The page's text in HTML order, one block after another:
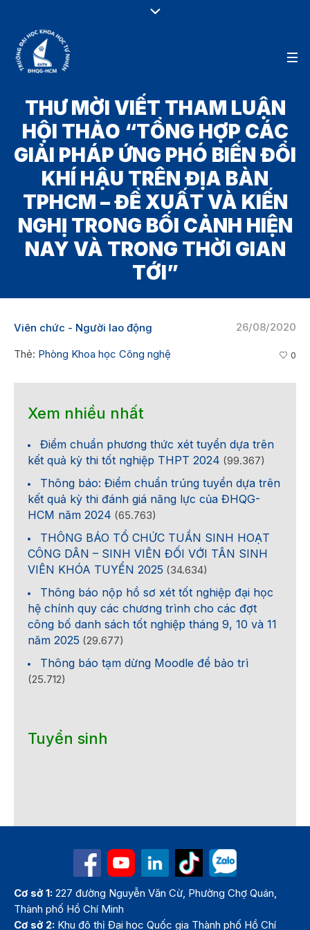
THƯ MỜI VIẾT THAM LUẬN
HỘI THẢO “TỔNG HỢP CÁC
GIẢI PHÁP ỨNG PHÓ BIẾN ĐỔI
KHÍ HẬU TRÊN ĐỊA BÀN
TPHCM – ĐỀ XUẤT VÀ KIẾN
NGHỊ TRONG BỐI CẢNH HIỆN
NAY VÀ TRONG THỜI GIAN
TỚI”
26/08/2020
Viên chức - Người lao động
Thẻ: Phòng Khoa học Công nghệ 0
Xem nhiều nhất
Điểm chuẩn phương thức xét tuyển dựa trên
kết quả kỳ thi tốt nghiệp THPT 2024 (99.367)
Thông báo: Điểm chuẩn trúng tuyển dựa trên
kết quả kỳ thi đánh giá năng lực của ĐHQG-
HCM năm 2024 (65.763)
THÔNG BÁO TỔ CHỨC TUẦN SINH HOẠT
CÔNG DÂN – SINH VIÊN ĐỐI VỚI TÂN SINH
VIÊN KHÓA TUYỂN 2025 (34.634)
Thông báo nộp hồ sơ xét tốt nghiệp đại học
hệ chính quy các chương trình cho các đợt
công bố danh sách tốt nghiệp tháng 9, 10 và 11
năm 2025 (29.677)
Thông báo tạm dừng Moodle để bảo trì
(25.712)
Tuyển sinh
Cơ sở 1: 227 đường Nguyễn Văn Cừ, Phường Chợ Quán,
Thành phố Hồ Chí Minh
Cơ sở 2: Khu đô thị Đại học Quốc gia Thành phố Hồ Chí